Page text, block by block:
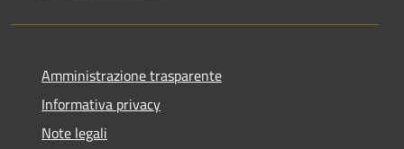
Amministrazione trasparente
Informativa privacy
Note legali